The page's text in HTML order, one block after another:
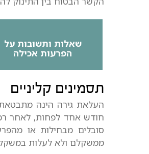
שאלות ותשובות על
הפרעות אכילה
תסמינים קליניים
העלאת גירה הינה
חודש אחד לפחות, לאחר
סובלים מבחילות או
ממשקלם ולא לעלות